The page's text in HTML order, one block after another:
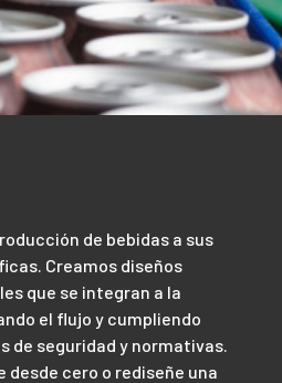
de bebidas a sus
Creamos diseños
que se integran a la
el flujo y cumpliendo
de seguridad y normativas.
desde cero o rediseñe una